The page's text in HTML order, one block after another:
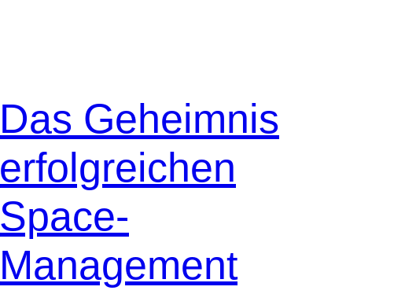
Das Geheimnis
erfolgreichen
Space-
Management